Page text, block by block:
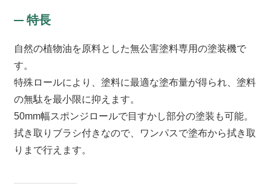
特長
自然の植物油を原料とした無公害塗料専用の塗装機で
す。
特殊ロールにより、塗料に最適な塗布量が得られ、塗料
の無駄を最小限に抑えます。
50mm幅スポンジロールで目すかし部分の塗装も可能。
拭き取りブラシ付きなので、ワンパスで塗布から拭き取
りまで行えます。